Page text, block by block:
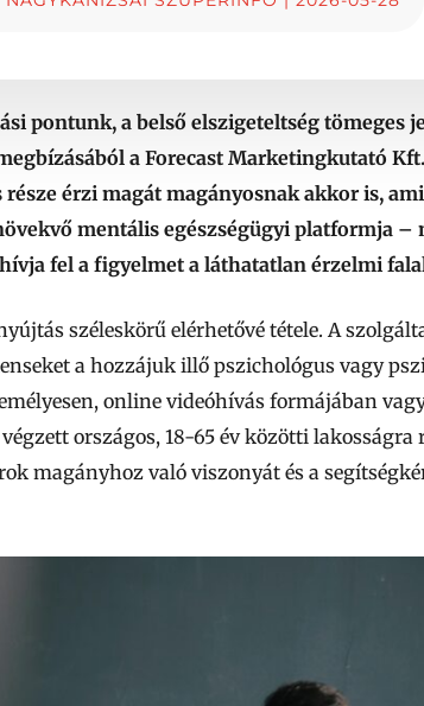
pontunk, a belső elszigeteltség tömeges
a Forecast Marketingkutató
érzi magát magányosnak akkor is,
mentális egészségügyi platformja –
fel a figyelmet a láthatatlan érzelmi
széleskörű elérhetővé tétele. A
a hozzájuk illő pszichológus vagy
online videóhívás formájában
országos, 18-65 év közötti lakosságra
magányhoz való viszonyát és a